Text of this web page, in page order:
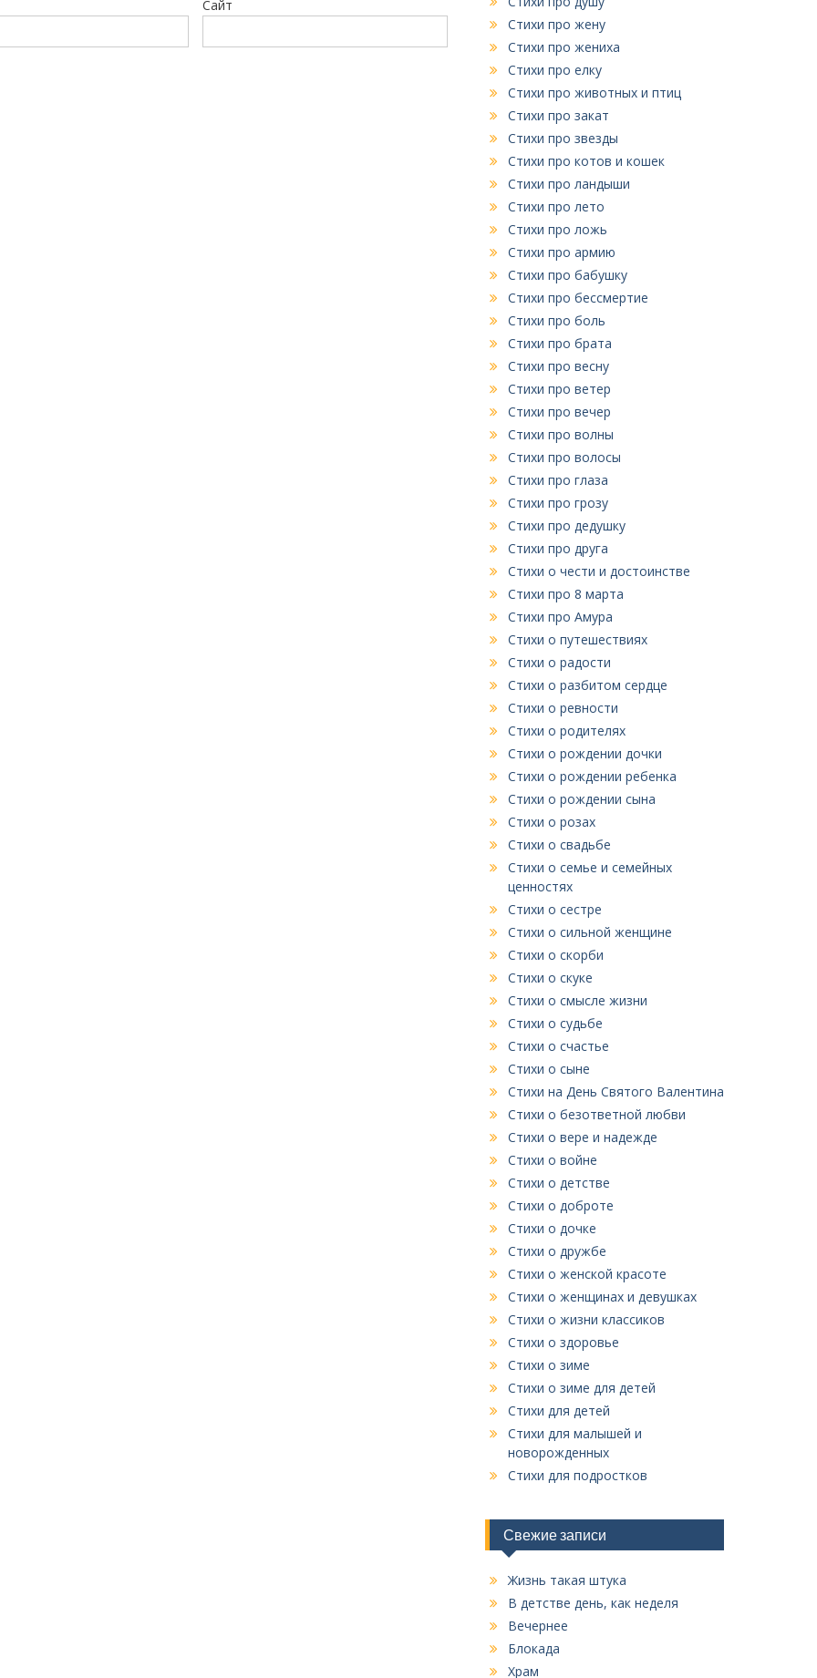
Сайт
Стихи про жену
Стихи про жениха
Стихи про елку
Стихи про животных и птиц
Стихи про закат
Стихи про звезды
Стихи про котов и кошек
Стихи про ландыши
Стихи про лето
Стихи про ложь
Стихи про армию
Стихи про бабушку
Стихи про бессмертие
Стихи про боль
Стихи про брата
Стихи про весну
Стихи про ветер
Стихи про вечер
Стихи про волны
Стихи про волосы
Стихи про глаза
Стихи про грозу
Стихи про дедушку
Стихи про друга
Стихи о чести и достоинстве
Стихи про 8 марта
Стихи про Амура
Стихи о путешествиях
Стихи о радости
Стихи о разбитом сердце
Стихи о ревности
Стихи о родителях
Стихи о рождении дочки
Стихи о рождении ребенка
Стихи о рождении сына
Стихи о розах
Стихи о свадьбе
Стихи о семье и семейных
ценностях
Стихи о сестре
Стихи о сильной женщине
Стихи о скорби
Стихи о скуке
Стихи о смысле жизни
Стихи о судьбе
Стихи о счастье
Стихи о сыне
Стихи на День Святого Валентина
Стихи о безответной любви
Стихи о вере и надежде
Стихи о войне
Стихи о детстве
Стихи о доброте
Стихи о дочке
Стихи о дружбе
Стихи о женской красоте
Стихи о женщинах и девушках
Стихи о жизни классиков
Стихи о здоровье
Стихи о зиме
Стихи о зиме для детей
Стихи для детей
Стихи для малышей и
новорожденных
Стихи для подростков
Свежие записи
Жизнь такая штука
В детстве день, как неделя
Вечернее
Блокада
Храм